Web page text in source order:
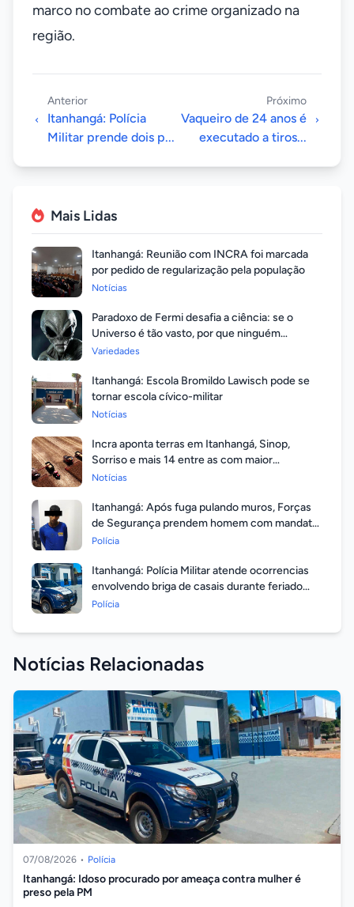
marco no combate ao crime organizado na
região.
Anterior
Itanhangá: Polícia
Militar prende dois p...
Próximo
Vaqueiro de 24 anos é
executado a tiros...
Mais Lidas
Itanhangá: Reunião com INCRA foi marcada
por pedido de regularização pela população
Notícias
Paradoxo de Fermi desafia a ciência: se o
Universo é tão vasto, por que ninguém
respondeu?
Variedades
Itanhangá: Escola Bromildo Lawisch pode se
tornar escola cívico-militar
Notícias
Incra aponta terras em Itanhangá, Sinop,
Sorriso e mais 14 entre as com maior
valorização
Notícias
Itanhangá: Após fuga pulando muros, Forças
de Segurança prendem homem com mandato
em aberto por homicídio
Polícia
Itanhangá: Polícia Militar atende ocorrencias
envolvendo briga de casais durante feriado
prolongado
Polícia
Notícias Relacionadas
07/08/2026 • Polícia
Itanhangá: Idoso procurado por ameaça contra mulher é
preso pela PM